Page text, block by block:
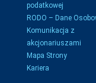
podatkowej
RODO – Dane
Komunikacja z
akcjonariuszami
Mapa Strony
Kariera